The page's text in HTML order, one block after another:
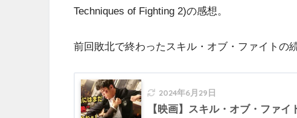
Techniques of Fighting 2)の感想。
前回敗北で終わったスキル・オブ・ファイトの続
2024年6月29日
【映画】スキル・オブ・ファイ